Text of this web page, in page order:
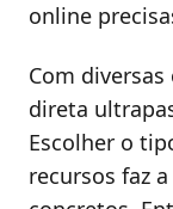
online
Com
direta
Escolher o
recursos faz